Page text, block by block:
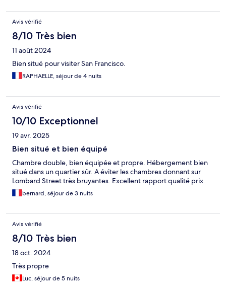
Avis vérifié
8/10 Très bien
11 août 2024
Bien situé pour visiter San Francisco.
RAPHAELLE, séjour de 4 nuits
Avis vérifié
10/10 Exceptionnel
19 avr. 2025
Bien situé et bien équipé
Chambre double, bien équipée et propre. Hébergement bien
situé dans un quartier sûr. A éviter les chambres donnant sur
Lombard Street très bruyantes. Excellent rapport qualité prix.
bernard, séjour de 3 nuits
Avis vérifié
8/10 Très bien
18 oct. 2024
Très propre
Luc, séjour de 5 nuits